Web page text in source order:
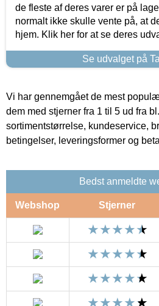
de fleste af deres varer er på
normalt ikke skulle vente på, at
hjem. Klik her for at se deres
Se udvalget på
Vi har gennemgået de mest
dem med stjerner fra 1 til 5 ud fra
sortimentstørrelse, kundeservice,
betingelser, leveringsformer og
Bedst anmeldte
Webshop Stjerner